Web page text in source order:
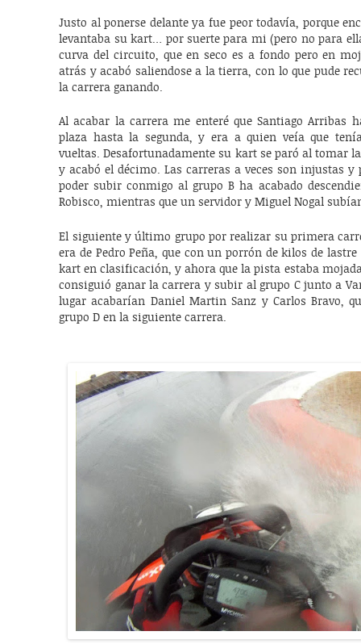
Justo al ponerse delante ya fue peor todavía, porque
levantaba su kart… por suerte para mi (pero no para
curva del circuito, que en seco es a fondo pero en
atrás y acabó saliendose a la tierra, con lo que pude
la carrera ganando.
Al acabar la carrera me enteré que Santiago Arribas
plaza hasta la segunda, y era a quien veía que
vueltas. Desafortunadamente su kart se paró al tomar
y acabó el décimo. Las carreras a veces son injustas y
poder subir conmigo al grupo B ha acabado
Robisco, mientras que un servidor y Miguel Nogal
El siguiente y último grupo por realizar su primera
era de Pedro Peña, que con un porrón de kilos de
kart en clasificación, y ahora que la pista estaba
consiguió ganar la carrera y subir al grupo C junto a
lugar acabarían Daniel Martin Sanz y Carlos Bravo,
grupo D en la siguiente carrera.